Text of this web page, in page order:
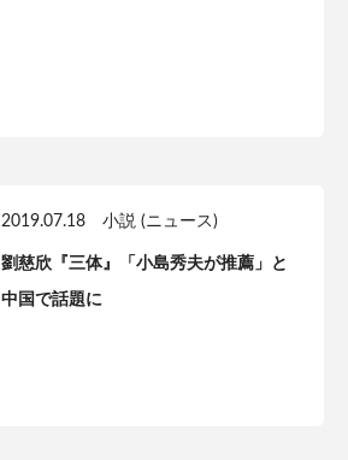
2019.07.18 小説 (ニュース)
劉慈欣『三体』「小島秀夫が推薦」と
中国で話題に